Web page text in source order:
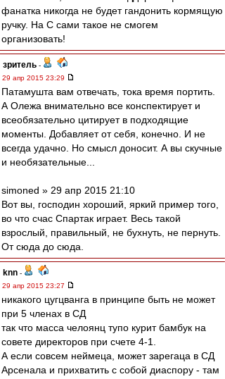
фанатка никогда не будет гандонить кормящую
ручку. На С сами такое не смогем
организовать!
зpитель -
29 апр 2015 23:29
Патамушта вам отвечать, тока время портить.
А Олежа внимательно все конспектирует и
всеобязательно цитирует в подходящие
моменты. Добавляет от себя, конечно. И не
всегда удачно. Но смысл доносит. А вы скучные
и необязательные...
simoned » 29 апр 2015 21:10
Вот вы, господин хороший, яркий пример того,
во что счас Спартак играет. Весь такой
взрослый, правильный, не бухнуть, не пернуть.
От сюда до сюда.
knn -
29 апр 2015 23:27
никакого цугцванга в принципе быть не может
при 5 членах в СД
так что масса челоянц тупо курит бамбук на
совете директоров при счете 4-1.
А если совсем неймеца, может зарегаца в СД
Арсенала и прихватить с собой диаспору - там